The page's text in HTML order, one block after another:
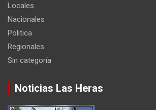
Locales
Nacionales
Politica
Regionales
Sin categoría
Noticias Las Heras